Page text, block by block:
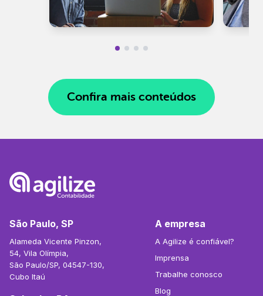
Confira mais conteúdos
São Paulo, SP
Alameda Vicente Pinzon,
54, Vila Olímpia,
São Paulo/SP, 04547-130,
Cubo Itaú
A empresa
A Agilize é confiável?
Imprensa
Trabalhe conosco
Blog